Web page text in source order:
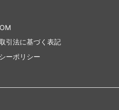
引法に基づく表記
ーポリシー